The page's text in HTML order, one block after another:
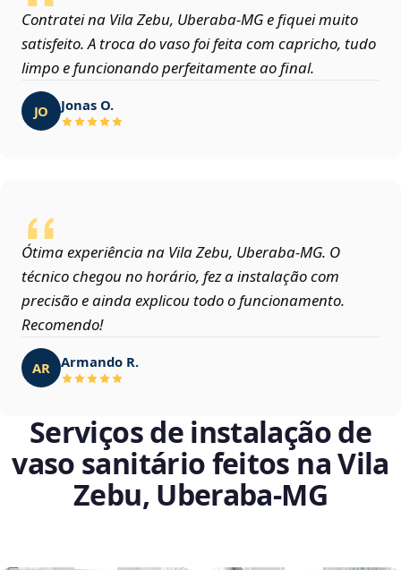
Contratei na Vila Zebu, Uberaba‑MG e fiquei muito
satisfeito. A troca do vaso foi feita com capricho, tudo
limpo e funcionando perfeitamente ao final.
JO Jonas O.
Ótima experiência na Vila Zebu, Uberaba‑MG. O
técnico chegou no horário, fez a instalação com
precisão e ainda explicou todo o funcionamento.
Recomendo!
AR Armando R.
Serviços de instalação de
vaso sanitário feitos na Vila
Zebu, Uberaba‑MG